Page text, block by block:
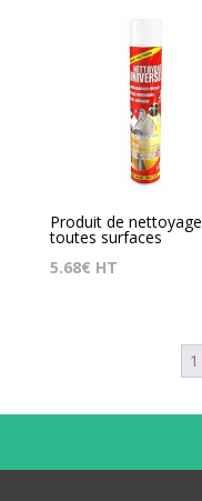
à
8.36€
Produit de nettoyage
toutes surfaces
5.68€ HT
1